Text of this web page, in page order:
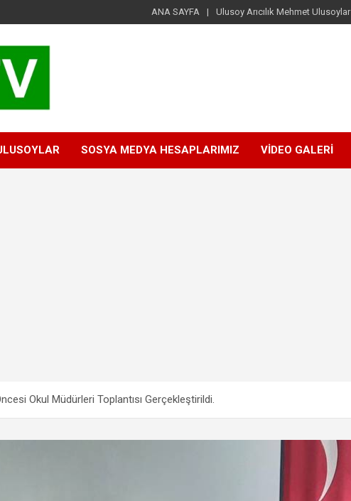
ANA SAYFA Ulusoy Arıcılık Mehmet Ulusoylar
SOSYA MEDYA HESAPLARIMIZ VİDEO GALERİ
Okul Müdürleri Toplantısı Gerçekleştirildi.